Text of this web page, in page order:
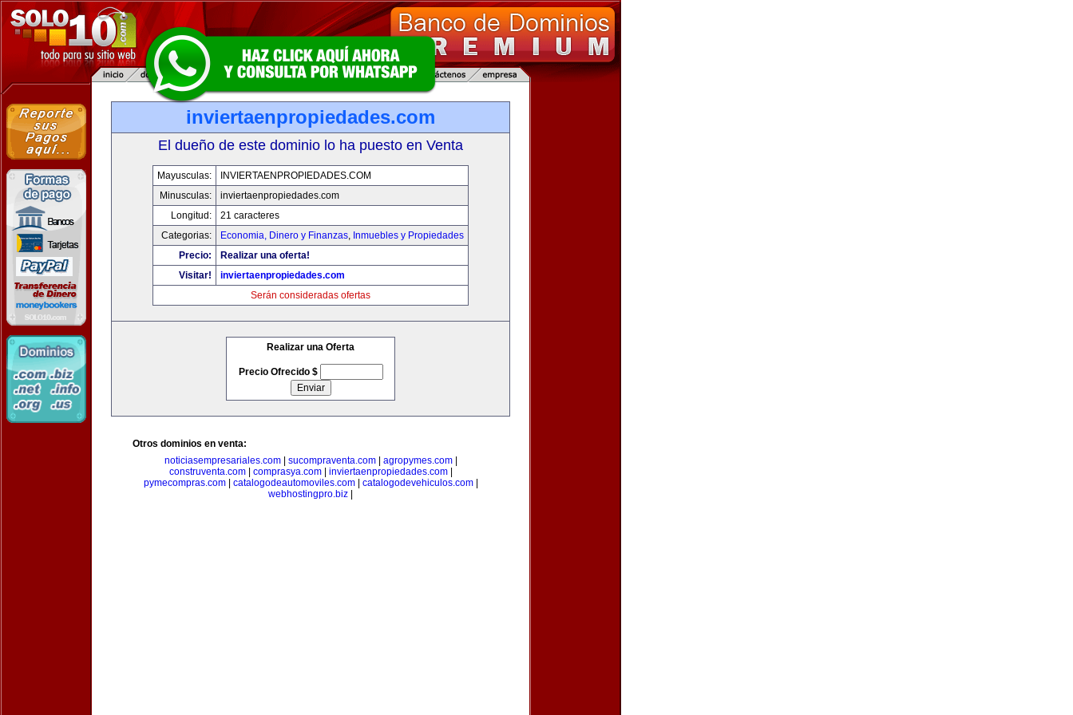
inviertaenpropiedades.com
El dueño de este dominio lo ha puesto en Venta
Mayusculas:
INVIERTAENPROPIEDADES.COM
Minusculas:
inviertaenpropiedades.com
Longitud:
21 caracteres
Categorias:
Economia, Dinero y Finanzas, Inmuebles y Propiedades
Precio:
Realizar una oferta!
Visitar!
inviertaenpropiedades.com
Serán consideradas ofertas
Realizar una Oferta
Precio Ofrecido $
Otros dominios en venta:
noticiasempresariales.com| sucompraventa.com| agropymes.com|
construventa.com| comprasya.com| inviertaenpropiedades.com|
pymecompras.com| catalogodeautomoviles.com| catalogodevehiculos.com|
webhostingpro.biz